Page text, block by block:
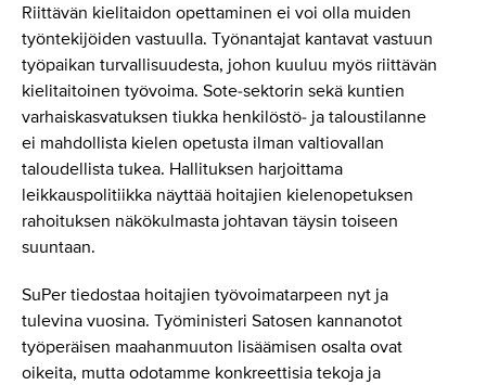
Riittävän kielitaidon opettaminen ei voi olla muiden
työntekijöiden vastuulla. Työnantajat kantavat vastuun
työpaikan turvallisuudesta, johon kuuluu myös riittävän
kielitaitoinen työvoima. Sote-sektorin sekä kuntien
varhaiskasvatuksen tiukka henkilöstö- ja taloustilanne
ei mahdollista kielen opetusta ilman valtiovallan
taloudellista tukea. Hallituksen harjoittama
leikkauspolitiikka näyttää hoitajien kielenopetuksen
rahoituksen näkökulmasta johtavan täysin toiseen
suuntaan.
SuPer tiedostaa hoitajien työvoimatarpeen nyt ja
tulevina vuosina. Työministeri Satosen kannanotot
työperäisen maahanmuuton lisäämisen osalta ovat
oikeita, mutta odotamme konkreettisia tekoja ja